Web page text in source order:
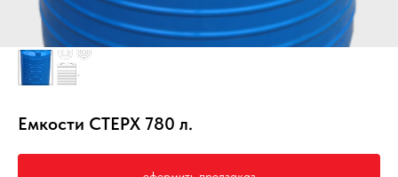
Емкости СТЕРХ 780 л.